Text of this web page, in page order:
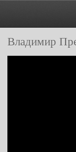
Владимир